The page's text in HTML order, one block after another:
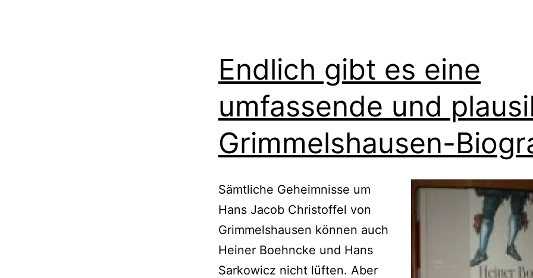
Endlich gibt es eine
umfassende und
Grimmelshausen-
Sämtliche Geheimnisse um
Hans Jacob Christoffel von
Grimmelshausen können auch
Heiner Boehncke und Hans
Sarkowicz nicht lüften. Aber